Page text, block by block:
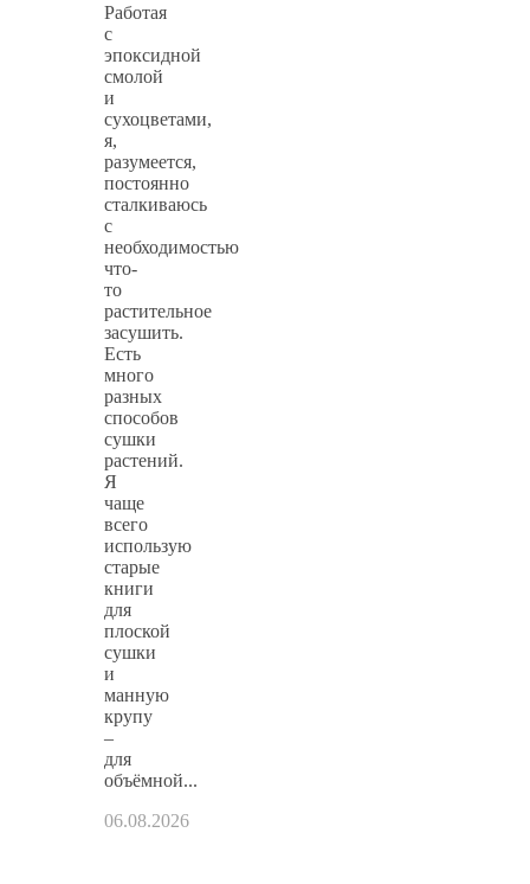
Работая
с
эпоксидной
смолой
и
сухоцветами,
я,
разумеется,
постоянно
сталкиваюсь
с
необходимостью
что-
то
растительное
засушить.
Есть
много
разных
способов
сушки
растений.
Я
чаще
всего
использую
старые
книги
для
плоской
сушки
и
манную
крупу
–
для
объёмной...
06.08.2026